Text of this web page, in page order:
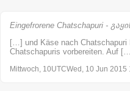
Eingefrorene Chatschapuri -
[…] und Käse nach Chatschapuri
Chatschapuris vorbereiten. Auf
Mittwoch, 10UTCWed, 10 Jun